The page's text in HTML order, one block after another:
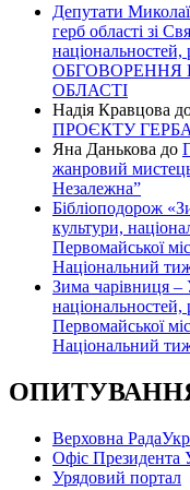
Депутати
герб області зі
національностей,
ОБГОВОРЕННЯ
ОБЛАСТІ
Надія Кравцова
ПРОЄКТУ
Яна Данькова до
жанровий
Незалежна”
Бібліоподорож
культури,
Первомайської
Національний
Зима чарівниця –
національностей,
Первомайської
Національний
Верховна
Офіс Президента
Урядовий портал